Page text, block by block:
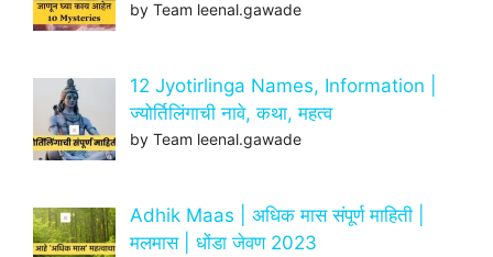
by Team leenal.gawade
12 Jyotirlinga Names, Information |
ज्योर्तिलिंगाची नावे, कथा, महत्व
by Team leenal.gawade
Adhik Maas | अधिक मास संपूर्ण माहिती |
मलमास | धोंडा जेवण 2023